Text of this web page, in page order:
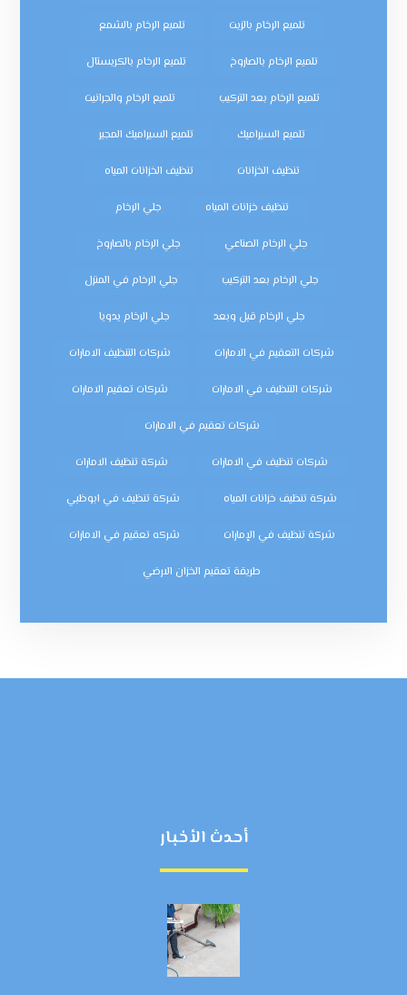
تلميع الرخام بالزيت تلميع الرخام بالشمع
تلميع الرخام بالصاروخ تلميع الرخام بالكريستال
تلميع الرخام بعد التركيب تلميع الرخام والجرانيت
تلميع السيراميك تلميع السيراميك المجير
تنظيف الخزانات تنظيف الخزانات المياه
تنظيف خزانات المياه جلي الرخام
جلي الرخام الصناعي جلي الرخام بالصاروخ
جلي الرخام بعد التركيب جلي الرخام في المنزل
جلي الرخام قبل وبعد جلي الرخام يدويا
شركات التعقيم في الامارات شركات التنظيف الامارات
شركات التنظيف في الامارات شركات تعقيم الامارات
شركات تعقيم في الامارات
شركات تنظيف في الامارات شركة تنظيف الامارات
شركة تنظيف خزانات المياه شركة تنظيف في ابوظبي
شركة تنظيف في الإمارات شركه تعقيم في الامارات
طريقة تعقيم الخزان الارضي
أحدث الأخبار